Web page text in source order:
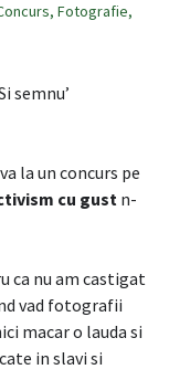
, Fotografie,
semnu’
la un concurs pe
cu gust n-
ca nu am castigat
vad fotografii
macar o lauda si
in slavi si